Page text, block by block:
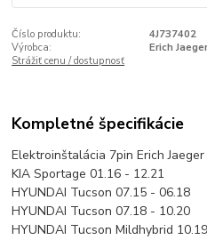
Číslo produktu:
4J737402
Výrobca:
Erich Jaeger
Strážiť cenu / dostupnosť
Kompletné špecifikácie
Elektroinštalácia 7pin Erich
KIA Sportage 01.16 - 12.21
HYUNDAI Tucson 07.15 - 06.18
HYUNDAI Tucson 07.18 - 10.20
HYUNDAI Tucson Mildhybrid